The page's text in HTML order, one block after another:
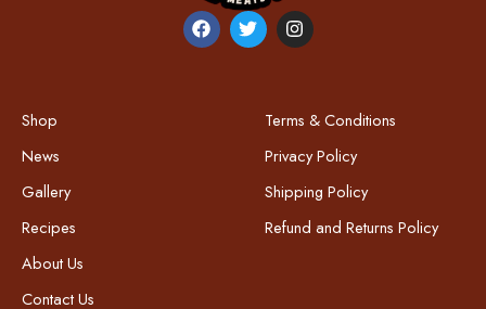
Shop
News
Gallery
Recipes
About Us
Contact Us
Terms & Conditions
Privacy Policy
Shipping Policy
Refund and Returns Policy